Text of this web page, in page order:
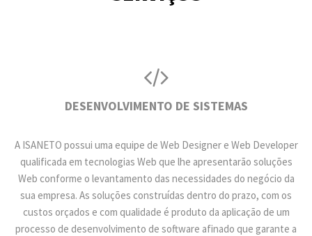
DESENVOLVIMENTO DE SISTEMAS
A ISANETO possui uma equipe de Web Designer e Web Developer
qualificada em tecnologias Web que lhe apresentarão soluções
Web conforme o levantamento das necessidades do negócio da
sua empresa. As soluções construídas dentro do prazo, com os
custos orçados e com qualidade é produto da aplicação de um
processo de desenvolvimento de software afinado que garante a